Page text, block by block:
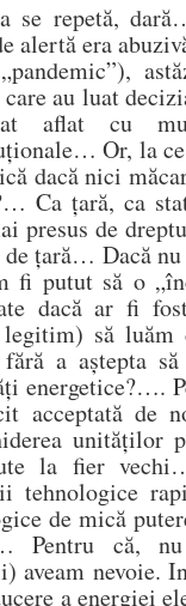
se repetă,
alertă era
care au luat
aflat cu
Or, la
dacă nici
Ca țară, ca
presus de
de țară… Dacă
fi putut să o
dacă ar fi
să luăm
a aștepta
energetice?….
acceptată de
unităților
la fier
tehnologice
de mică
Pentru că,
aveam nevoie.
a energiei